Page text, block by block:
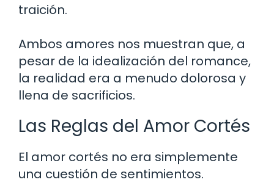
traición.
Ambos amores nos muestran que, a
pesar de la idealización del romance,
la realidad era a menudo dolorosa y
llena de sacrificios.
Las Reglas del Amor Cortés
El amor cortés no era simplemente
una cuestión de sentimientos.